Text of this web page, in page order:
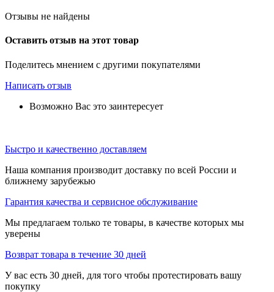
Отзывы не найдены
Оставить отзыв на этот товар
Поделитесь мнением с другими покупателями
Написать отзыв
Возможно Вас это заинтересует
Быстро и качественно доставляем
Наша компания производит доставку по всей России и
ближнему зарубежью
Гарантия качества и сервисное обслуживание
Мы предлагаем только те товары, в качестве которых мы
уверены
Возврат товара в течение 30 дней
У вас есть 30 дней, для того чтобы протестировать вашу
покупку